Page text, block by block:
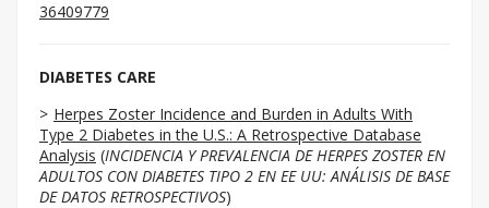
36409779
DIABETES CARE
Herpes Zoster Incidence and Burden in Adults With
Type 2 Diabetes in the U.S.: A Retrospective Database
Analysis (INCIDENCIA Y PREVALENCIA DE HERPES ZOSTER EN
ADULTOS CON DIABETES TIPO 2 EN EE UU: ANÁLISIS DE BASE
DE DATOS RETROSPECTIVOS)